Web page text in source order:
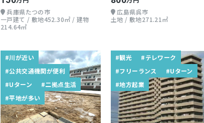
兵庫県たつの市
一戸建て / 敷地452.30㎡ / 建物
214.64㎡
広島県呉市
土地 / 敷地271.21㎡
#川が近い
#公共交通機関が便利
#Uターン
#二拠点生活
#平地が多い
#観光
#テレワーク
#フリーランス
#Uターン
#地方起業